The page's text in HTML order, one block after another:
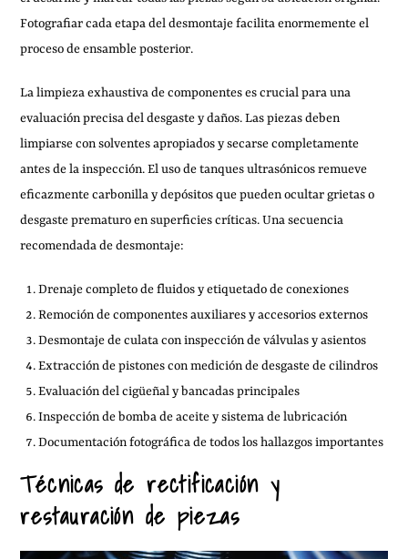
Fotografiar cada etapa del desmontaje facilita enormemente el
proceso de ensamble posterior.
La limpieza exhaustiva de componentes es crucial para una
evaluación precisa del desgaste y daños. Las piezas deben
limpiarse con solventes apropiados y secarse completamente
antes de la inspección. El uso de tanques ultrasónicos remueve
eficazmente carbonilla y depósitos que pueden ocultar grietas o
desgaste prematuro en superficies críticas. Una secuencia
recomendada de desmontaje:
Drenaje completo de fluidos y etiquetado de conexiones
Remoción de componentes auxiliares y accesorios externos
Desmontaje de culata con inspección de válvulas y asientos
Extracción de pistones con medición de desgaste de cilindros
Evaluación del cigüeñal y bancadas principales
Inspección de bomba de aceite y sistema de lubricación
Documentación fotográfica de todos los hallazgos importantes
Técnicas de rectificación y
restauración de piezas